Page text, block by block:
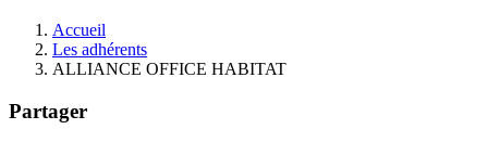
Accueil
Les adhérents
ALLIANCE OFFICE HABITAT
Partager